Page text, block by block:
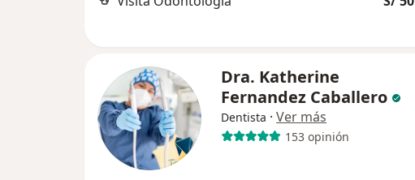
Dra. Katherine
Fernandez Caballero
Dentista · Ver más
153 opinión